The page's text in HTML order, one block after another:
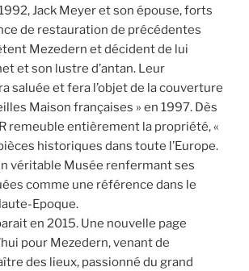
Jack Meyer et son épouse, forts
de restauration de précédentes
Mezedern et décident de lui
et son lustre d’antan. Leur
saluée et fera l’objet de la couverture
Maison françaises » en 1997. Dès
remeuble entièrement la propriété, «
historiques dans toute l’Europe.
véritable Musée renfermant ses
comme une référence dans le
Epoque.
en 2015. Une nouvelle page
pour Mezedern, venant de
des lieux, passionné du grand